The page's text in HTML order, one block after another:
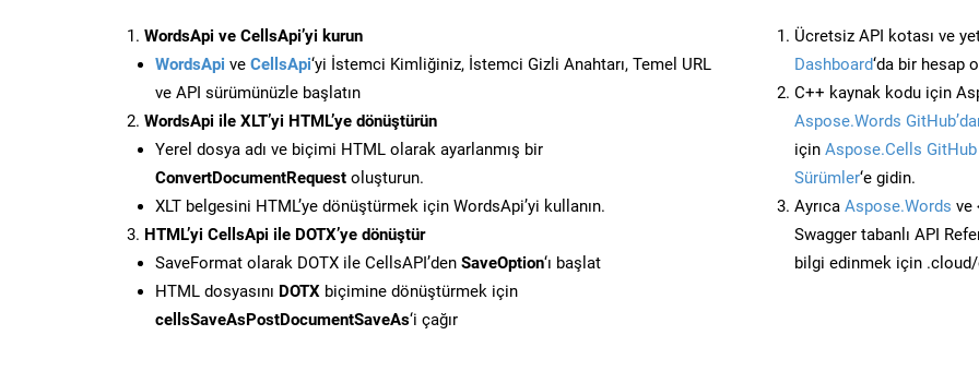
WordsApi ve CellsApi’yi kurun
WordsApi ve CellsApi‘yi İstemci Kimliğiniz, İstemci Gizli Anahtarı, Temel URL
ve API sürümünüzle başlatın
WordsApi ile XLT’yi HTML’ye dönüştürün
Yerel dosya adı ve biçimi HTML olarak ayarlanmış bir
ConvertDocumentRequest oluşturun.
XLT belgesini HTML’ye dönüştürmek için WordsApi’yi kullanın.
HTML’yi CellsApi ile DOTX’ye dönüştür
SaveFormat olarak DOTX ile CellsAPI’den SaveOption‘ı başlat
HTML dosyasını DOTX biçimine dönüştürmek için
cellsSaveAsPostDocumentSaveAs‘i çağır
Ücretsiz API kotası ve
Dashboard‘da bir hesap
C++ kaynak kodu için
Aspose.Words
için Aspose.Cells GitHub
Sürümler‘e gidin.
Ayrıca Aspose.Words ve
Swagger tabanlı API
bilgi edinmek için